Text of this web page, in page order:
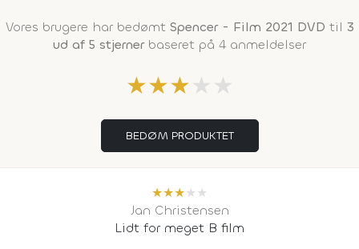
Vores brugere har bedømt Spencer - Film 2021 DVD til 3
ud af 5 stjernerbaseret på 4 anmeldelser
★★★★ ★
BEDØM PRODUKTET
★★★★★
Jan Christensen
Lidt for meget B film